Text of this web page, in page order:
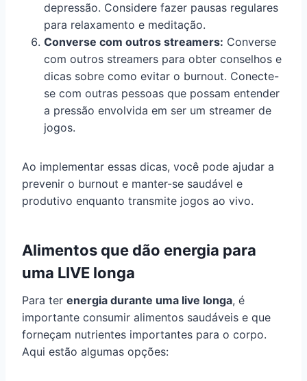
depressão. Considere fazer pausas regulares
para relaxamento e meditação.
Converse com outros streamers: Converse
com outros streamers para obter conselhos e
dicas sobre como evitar o burnout. Conecte-
se com outras pessoas que possam entender
a pressão envolvida em ser um streamer de
jogos.
Ao implementar essas dicas, você pode ajudar a
prevenir o burnout e manter-se saudável e
produtivo enquanto transmite jogos ao vivo.
Alimentos que dão energia para
uma LIVE longa
Para ter energia durante uma live longa, é
importante consumir alimentos saudáveis e que
forneçam nutrientes importantes para o corpo.
Aqui estão algumas opções: